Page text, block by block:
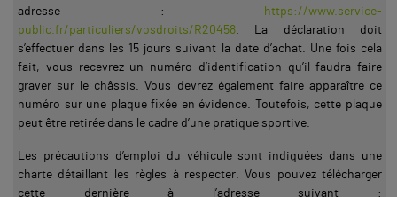
adresse :
https://www.service-
public.fr/particuliers/vosdroits/R20458 . La déclaration doit
s’effectuer dans les 15 jours suivant la date d’achat. Une fois cela
fait, vous recevrez un numéro d’identification qu’il faudra faire
graver sur le châssis. Vous devrez également faire apparaître ce
numéro sur une plaque fixée en évidence. Toutefois, cette plaque
peut être retirée dans le cadre d’une pratique sportive.
Les précautions d’emploi du véhicule sont indiquées dans une
charte détaillant les règles à respecter. Vous pouvez télécharger
cette dernière à l’adresse suivant :